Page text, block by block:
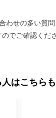
多い街ですが、
OUR
を開催してい
下さい！。 今、当
わせの多い質問
でご確認くだ
はこちら